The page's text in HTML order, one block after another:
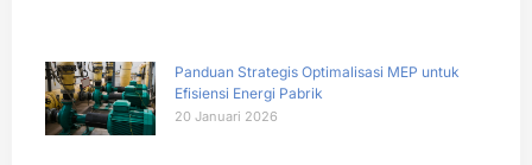
Panduan Strategis Optimalisasi MEP untuk
Efisiensi Energi Pabrik
20 Januari 2026